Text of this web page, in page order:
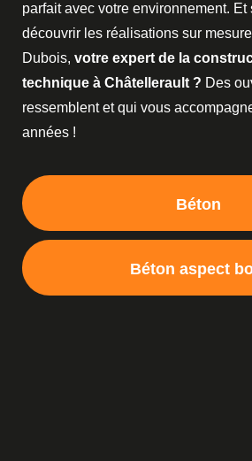
parfait avec votre environnement. Et
découvrir les réalisations sur
Dubois, votre expert de la
technique à Châtellerault ? Des
ressemblent et qui vous
années !
Béton
Béton aspect